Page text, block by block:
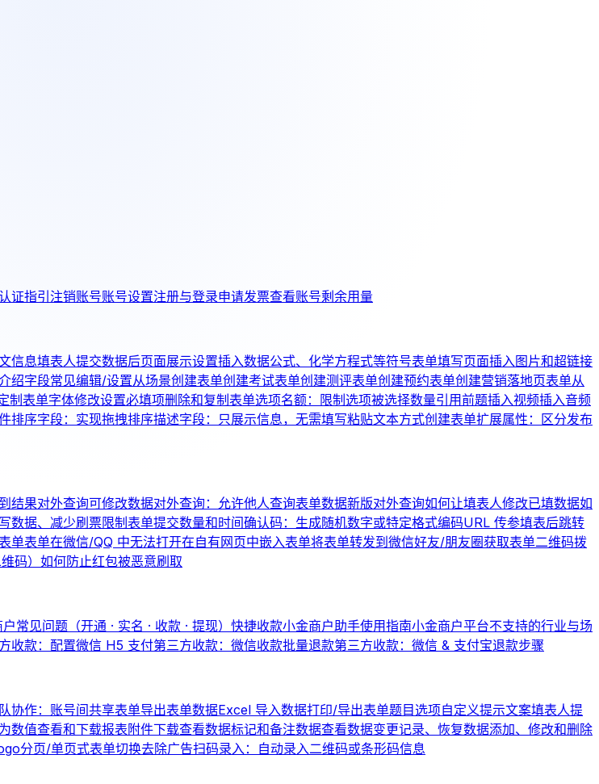
证指引 注销账号账号设置注册与登录申请发票查看账号剩余用量
信息填表人提交数据后页面展示设置插入数据公式、化学方程式等符号表单填写页面插入图片和超链接
绍字段常见编辑/设置从场景创建表单创建考试表单创建测评表单创建预约表单创建营销落地页表单从
制 表单字体修改设置必填项删除和复制表单选项名额：限制选项被选择数量引用前题插入视频插入音频
排序字段：实现拖拽排序描述字段：只展示信息，无需填写粘贴文本方式创建表单扩展属性：区分发布
结果对外查询可修改数据对外查询：允许他人查询表单数据新版对外查询如何让填表人修改已填数据如
数据、减少刷票限制表单提交数量和时间确认码：生成随机数字或特定格式编码URL 传参填表后跳转
单表单在微信/QQ 中无法打开在自有网页中嵌入表单将表单转发到微信好友/朋友圈获取表单二维码拨
码） 如何防止红包被恶意刷取
常见问题（开通 · 实名 · 收款 · 提现） 快捷收款小金商户助手使用指南小金商户平台不支持的行业与场
收款：配置微信 H5 支付第三方收款：微信收款批量退款第三方收款：微信 & 支付宝退款步骤
协作：账号间共享表单导出表单数据Excel 导入数据打印/导出表单题目选项自定义提示文案填表人提
数值查看和下载报表附件下载查看数据标记和备注数据查看数据变更记录、恢复数据添加、修改和删除
分页/单页式表单切换去除广告扫码录入：自动录入二维码或条形码信息